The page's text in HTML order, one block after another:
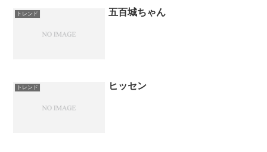
トレンド 五百城ちゃん
トレンド ヒッセン